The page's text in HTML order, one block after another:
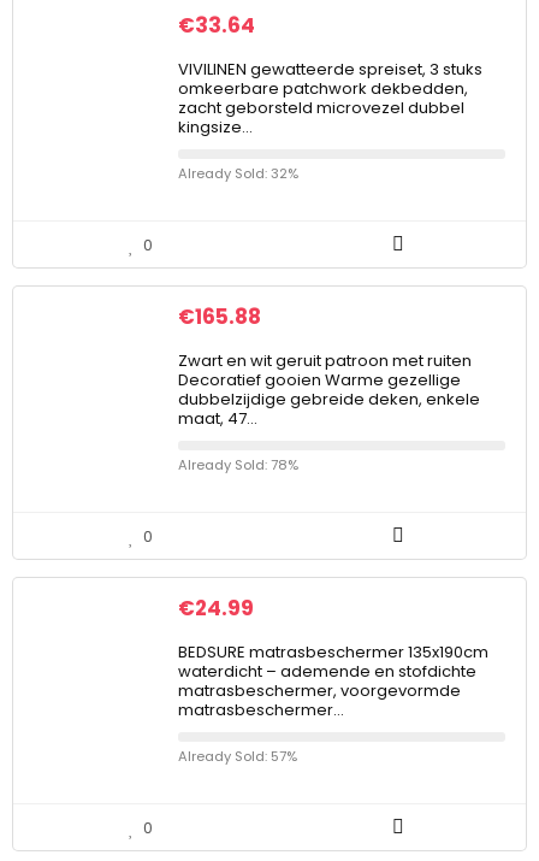
€33.64
VIVILINEN gewatteerde spreiset, 3 stuks
omkeerbare patchwork dekbedden,
zacht geborsteld microvezel dubbel
kingsize…
Already Sold: 32%
0
€165.88
Zwart en wit geruit patroon met ruiten
Decoratief gooien Warme gezellige
dubbelzijdige gebreide deken, enkele
maat, 47…
Already Sold: 78%
0
€24.99
BEDSURE matrasbeschermer 135x190cm
waterdicht – ademende en stofdichte
matrasbeschermer, voorgevormde
matrasbeschermer…
Already Sold: 57%
0